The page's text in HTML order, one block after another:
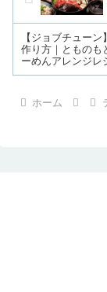
【ジョブチュー
作り方｜とものも
ーめんアレンジレ
ホーム